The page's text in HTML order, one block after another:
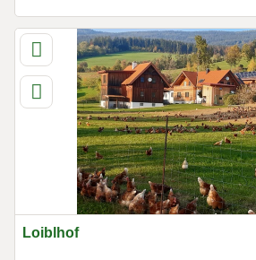
Loiblhof